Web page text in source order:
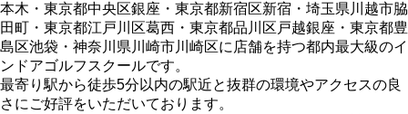
本木・東京都中央区銀座・東京都新宿区新宿・埼玉県川越市脇
田町・東京都江戸川区葛西・東京都品川区戸越銀座・東京都豊
島区池袋・神奈川県川崎市川崎区に店舗を持つ都内最大級のイ
ンドアゴルフスクールです。
最寄り駅から徒歩5分以内の駅近と抜群の環境やアクセスの良
さにご好評をいただいております。